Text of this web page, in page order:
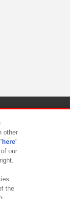
方針
other
here"
our
the